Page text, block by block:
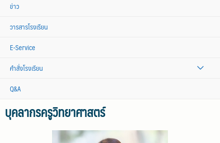
ข่าว
วารสารโรงเรียน
E-Service
คำสั่งโรงเรียน
Q&A
บุคลากรครูวิทยาศาสตร์